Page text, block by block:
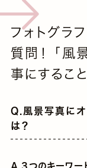
フォトグラ
質問！ 「風
事にするこ
Q.風景写真にオ
は？
A.3つのキーワード